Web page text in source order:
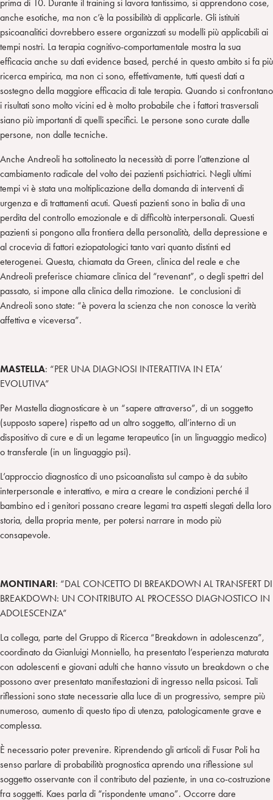
prima di 10. Durante il training si lavora tantissimo, si apprendono cose,
anche esotiche, ma non c’è la possibilità di applicarle. Gli istituiti
psicoanalitici dovrebbero essere organizzati su modelli più applicabili ai
tempi nostri. La terapia cognitivo-comportamentale mostra la sua
efficacia anche su dati evidence based, perché in questo ambito si fa più
ricerca empirica, ma non ci sono, effettivamente, tutti questi dati a
sostegno della maggiore efficacia di tale terapia. Quando si confrontano
i risultati sono molto vicini ed è molto probabile che i fattori trasversali
siano più importanti di quelli specifici. Le persone sono curate dalle
persone, non dalle tecniche.
Anche Andreoli ha sottolineato la necessità di porre l’attenzione al
cambiamento radicale del volto dei pazienti psichiatrici. Negli ultimi
tempi vi è stata una moltiplicazione della domanda di interventi di
urgenza e di trattamenti acuti. Questi pazienti sono in balia di una
perdita del controllo emozionale e di difficoltà interpersonali. Questi
pazienti si pongono alla frontiera della personalità, della depressione e
al crocevia di fattori eziopatologici tanto vari quanto distinti ed
eterogenei. Questa, chiamata da Green, clinica del reale e che
Andreoli preferisce chiamare clinica del “revenant”, o degli spettri del
passato, si impone alla clinica della rimozione. Le conclusioni di
Andreoli sono state: “è povera la scienza che non conosce la verità
affettiva e viceversa”.
MASTELLA: “PER UNA DIAGNOSI INTERATTIVA IN ETA’
EVOLUTIVA”
Per Mastella diagnosticare è un “sapere attraverso”, di un soggetto
(supposto sapere) rispetto ad un altro soggetto, all’interno di un
dispositivo di cure e di un legame terapeutico (in un linguaggio medico)
o transferale (in un linguaggio psi).
L’approccio diagnostico di uno psicoanalista sul campo è da subito
interpersonale e interattivo, e mira a creare le condizioni perché il
bambino ed i genitori possano creare legami tra aspetti slegati della loro
storia, della propria mente, per potersi narrare in modo più
consapevole.
MONTINARI: “DAL CONCETTO DI BREAKDOWN AL TRANSFERT DI
BREAKDOWN: UN CONTRIBUTO AL PROCESSO DIAGNOSTICO IN
ADOLESCENZA”
La collega, parte del Gruppo di Ricerca “Breakdown in adolescenza”,
coordinato da Gianluigi Monniello, ha presentato l’esperienza maturata
con adolescenti e giovani adulti che hanno vissuto un breakdown o che
possono aver presentato manifestazioni di ingresso nella psicosi. Tali
riflessioni sono state necessarie alla luce di un progressivo, sempre più
numeroso, aumento di questo tipo di utenza, patologicamente grave e
complessa.
È necessario poter prevenire. Riprendendo gli articoli di Fusar Poli ha
senso parlare di probabilità prognostica aprendo una riflessione sul
soggetto osservante con il contributo del paziente, in una co-costruzione
fra soggetti. Kaes parla di “rispondente umano”. Occorre dare